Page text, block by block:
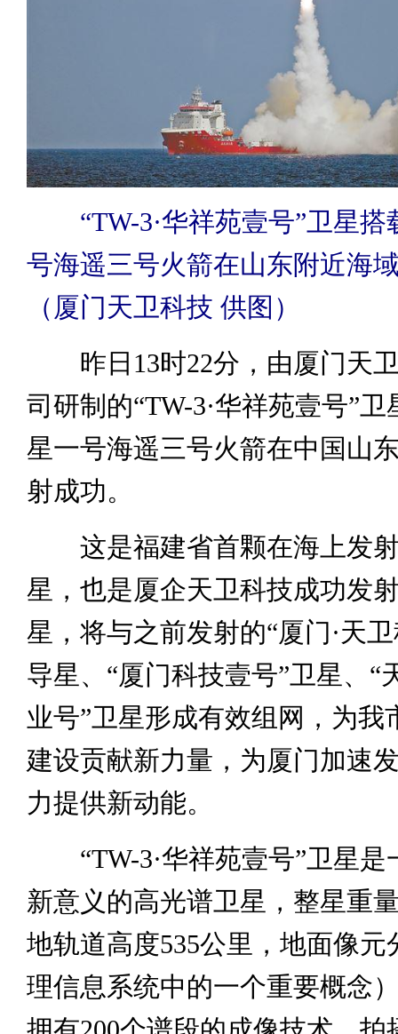
“TW-3·华祥苑壹号”卫星搭
号海遥三号火箭在山东附近海
（厦门天卫科技 供图）
昨日13时22分，由厦门天
司研制的“TW-3·华祥苑壹号”
星一号海遥三号火箭在中国山
射成功。
这是福建省首颗在海上发射
星，也是厦企天卫科技成功发
星，将与之前发射的“厦门·天
导星、“厦门科技壹号”卫星、“
业号”卫星形成有效组网，为我
建设贡献新力量，为厦门加速
力提供新动能。
“TW-3·华祥苑壹号”卫星是
新意义的高光谱卫星，整星重
地轨道高度535公里，地面像元
理信息系统中的一个重要概念